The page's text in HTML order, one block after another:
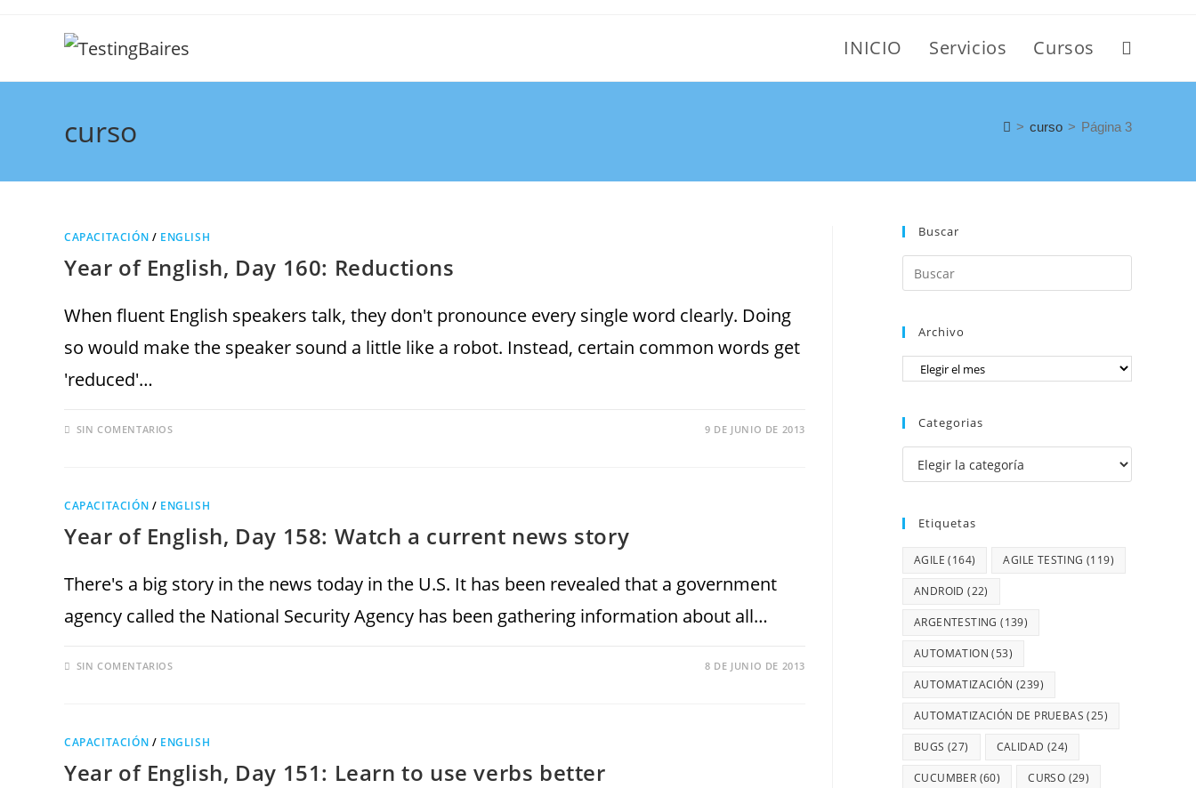
INICIO Servicios Cursos
curso > curso > Página 3
CAPACITACIÓN / ENGLISH
Year of English, Day 160: Reductions
When fluent English speakers talk, they don't pronounce every single word clearly. Doing
so would make the speaker sound a little like a robot. Instead, certain common words get
'reduced'…
SIN COMENTARIOS 9 DE JUNIO DE 2013
CAPACITACIÓN / ENGLISH
Year of English, Day 158: Watch a current news story
There's a big story in the news today in the U.S. It has been revealed that a government
agency called the National Security Agency has been gathering information about all…
SIN COMENTARIOS 8 DE JUNIO DE 2013
CAPACITACIÓN / ENGLISH
Year of English, Day 151: Learn to use verbs better
Buscar
Archivo
Categorias
Etiquetas
AGILE (164) AGILE TESTING (119)
ANDROID (22)
ARGENTESTING (139)
AUTOMATION (53)
AUTOMATIZACIÓN (239)
AUTOMATIZACIÓN DE PRUEBAS (25)
BUGS (27) CALIDAD (24)
CUCUMBER (60) CURSO (29)